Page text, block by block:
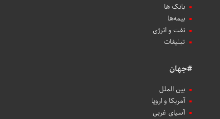
بانک ها
بیمه‌ها
نفت و انرژی
تبلیغات
#جهان
بین الملل
آمریکا و اروپا
آسیای غربی